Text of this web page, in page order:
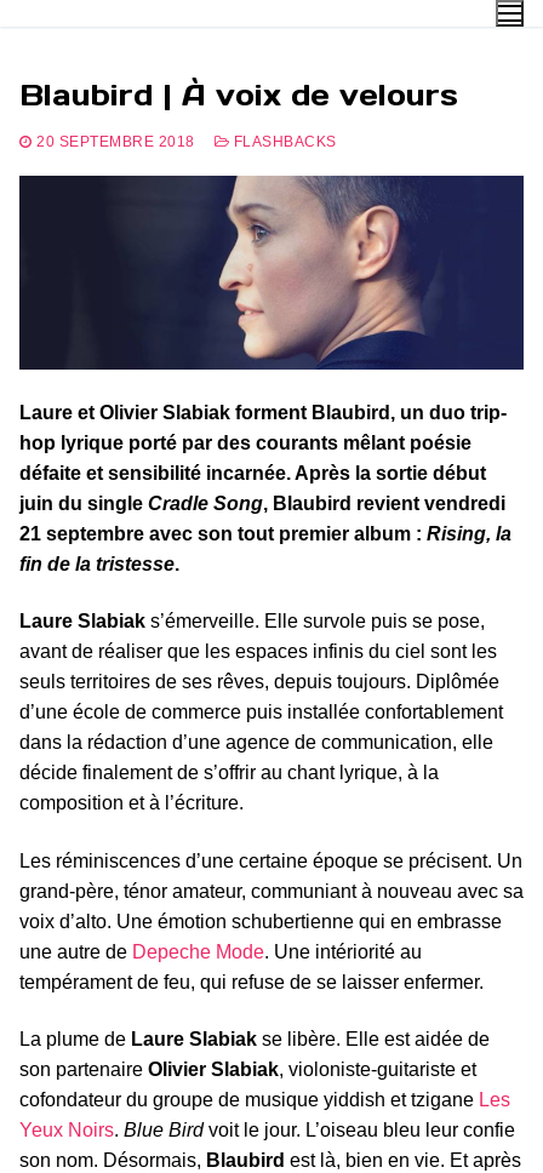
Blaubird | À voix de velours
20 SEPTEMBRE 2018 FLASHBACKS
Laure et Olivier Slabiak forment Blaubird, un duo trip-
hop lyrique porté par des courants mêlant poésie
défaite et sensibilité incarnée. Après la sortie début
juin du single Cradle Song, Blaubird revient vendredi
21 septembre avec son tout premier album : Rising, la
fin de la tristesse.
Laure Slabiak s’émerveille. Elle survole puis se pose,
avant de réaliser que les espaces infinis du ciel sont les
seuls territoires de ses rêves, depuis toujours. Diplômée
d’une école de commerce puis installée confortablement
dans la rédaction d’une agence de communication, elle
décide finalement de s’offrir au chant lyrique, à la
composition et à l’écriture.
Les réminiscences d’une certaine époque se précisent. Un
grand-père, ténor amateur, communiant à nouveau avec sa
voix d’alto. Une émotion schubertienne qui en embrasse
une autre de Depeche Mode. Une intériorité au
tempérament de feu, qui refuse de se laisser enfermer.
La plume de Laure Slabiak se libère. Elle est aidée de
son partenaire Olivier Slabiak, violoniste-guitariste et
cofondateur du groupe de musique yiddish et tzigane Les
Yeux Noirs. Blue Bird voit le jour. L’oiseau bleu leur confie
son nom. Désormais, Blaubird est là, bien en vie. Et après